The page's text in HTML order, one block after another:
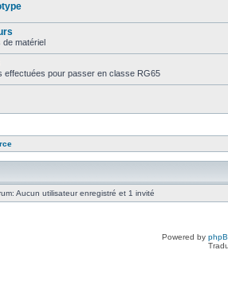
de matériel
effectuées pour passer en classe RG65
Aucun utilisateur enregistré et 1 invité
Powered by